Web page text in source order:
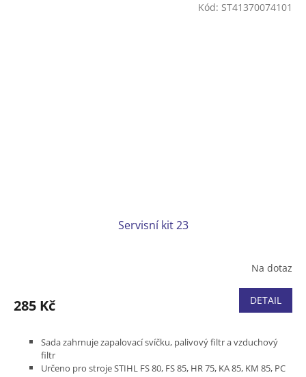
Servisní kit 23
Na dotaz
285 Kč DETAIL
Sada zahrnuje zapalovací svíčku, palivový filtr a vzduchový
filtr
Určeno pro stroje STIHL FS 80, FS 85, HR 75, KA 85, KM 85, PC
Kód: ST41370074101